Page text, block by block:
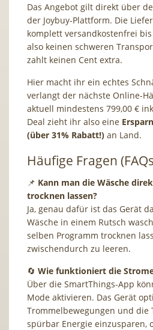
Das Angebot gilt direkt über
der Joybuy-Plattform. Die
komplett versandkostenfrei
also keinen schweren
zahlt keinen Cent extra.
Hier macht ihr ein echtes
verlangt der nächste Online-
aktuell mindestens 799,00 €
Deal zieht ihr also eine
(über 31% Rabatt!) an Land.
Häufige Fragen
📌 Kann man die Wäsche
trocknen lassen?
Ja, genau dafür ist das Gerät
Wäsche in einem Rutsch
selben Programm trocknen
zwischendurch zu leeren.
🔄 Wie funktioniert die
Über die SmartThings-App
Mode aktivieren. Das Gerät
Trommelbewegungen und die
spürbar Energie einzusparen,